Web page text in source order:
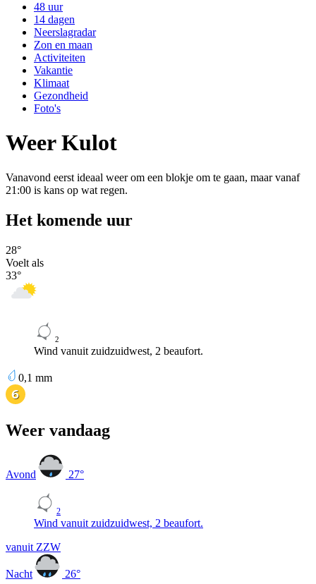
48 uur
14 dagen
Neerslagradar
Zon en maan
Activiteiten
Vakantie
Klimaat
Gezondheid
Foto's
Weer Kulot
Vanavond eerst ideaal weer om een blokje om te gaan, maar vanaf
21:00 is kans op wat regen.
Het komende uur
28°
Voelt als
33°
2
Wind vanuit zuidzuidwest, 2 beaufort.
0,1 mm
Weer vandaag
Avond 27°
2
Wind vanuit zuidzuidwest, 2 beaufort.
vanuit ZZW
Nacht 26°